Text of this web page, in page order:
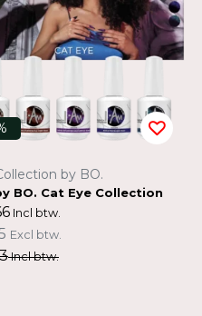
by BO.
BO. Cat Eye Collection
Incl btw.
Excl btw.
Incl btw.